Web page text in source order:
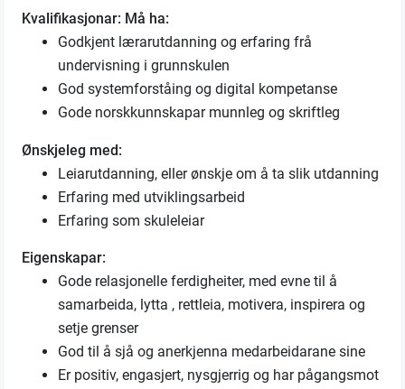
Kvalifikasjonar: Må ha:
Godkjent lærarutdanning og erfaring frå
undervisning i grunnskulen
God systemforståing og digital kompetanse
Gode norskkunnskapar munnleg og skriftleg
Ønskjeleg med:
Leiarutdanning, eller ønskje om å ta slik utdanning
Erfaring med utviklingsarbeid
Erfaring som skuleleiar
Eigenskapar:
Gode relasjonelle ferdigheiter, med evne til å
samarbeida, lytta , rettleia, motivera, inspirera og
setje grenser
God til å sjå og anerkjenna medarbeidarane sine
Er positiv, engasjert, nysgjerrig og har pågangsmot